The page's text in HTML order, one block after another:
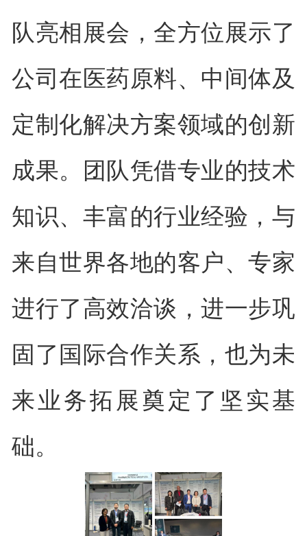
队亮相展会，全方位展示了
公司在医药原料、中间体及
定制化解决方案领域的创新
成果。团队凭借专业的技术
知识、丰富的行业经验，与
来自世界各地的客户、专家
进行了高效洽谈，进一步巩
固了国际合作关系，也为未
来业务拓展奠定了坚实基
础。